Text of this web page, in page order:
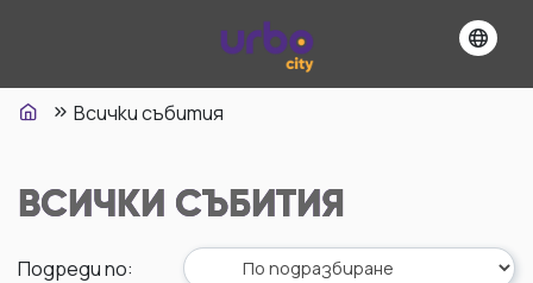
Всички събития
ВСИЧКИ СЪБИТИЯ
Подреди по: